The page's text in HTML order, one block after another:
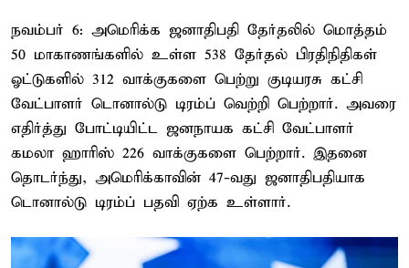
நவம்பர் 6: அமெரிக்க ஜனாதிபதி தேர்தலில் மொத்தம்
50 மாகாணங்களில் உள்ள 538 தேர்தல் பிரதிநிதிகள்
ஓட்டுகளில் 312 வாக்குகளை பெற்று குடியரசு கட்சி
வேட்பாளர் டொனால்டு டிரம்ப் வெற்றி பெற்றார். அவரை
எதிர்த்து போட்டியிட்ட ஜனநாயக கட்சி வேட்பாளர்
கமலா ஹாரிஸ் 226 வாக்குகளை பெற்றார். இதனை
தொடர்ந்து, அமெரிக்காவின் 47-வது ஜனாதிபதியாக
டொனால்டு டிரம்ப் பதவி ஏற்க உள்ளார்.